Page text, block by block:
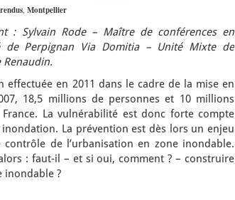
, Montpellier
: Sylvain Rode – Maître de conférences en
de Perpignan Via Domitia – Unité Mixte de
Renaudin.
effectuée en 2011 dans le cadre de la mise en
18,5 millions de personnes et 10 millions
La vulnérabilité est donc forte compte
La prévention est dès lors un enjeu
de l’urbanisation en zone inondable.
: faut-il – et si oui, comment ? – construire
inondable ?